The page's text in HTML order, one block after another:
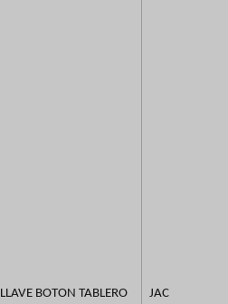
LLAVE BOTON TABLERO JAC